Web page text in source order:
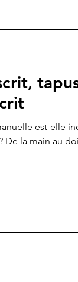
est-elle
De la main au